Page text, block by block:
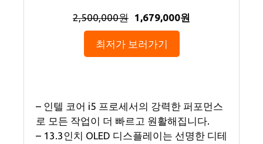
2,500,000원 1,679,000원
최저가 보러가기
– 인텔 코어 i5 프로세서의 강력한 퍼포먼스
로 모든 작업이 더 빠르고 원활해집니다.
– 13.3인치 OLED 디스플레이는 선명한 디테